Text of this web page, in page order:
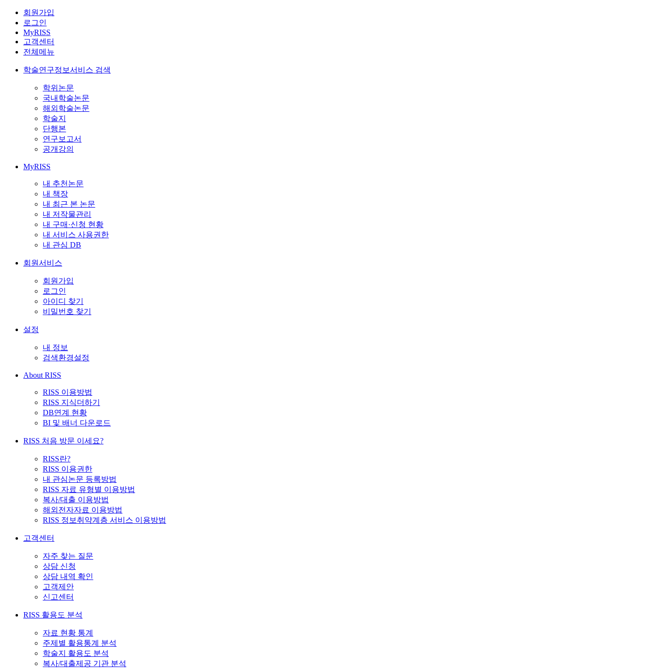
회원가입
로그인
MyRISS
고객센터
전체메뉴
학술연구정보서비스 검색
학위논문
국내학술논문
해외학술논문
학술지
단행본
연구보고서
공개강의
MyRISS
내 추천논문
내 책장
내 최근 본 논문
내 저작물관리
내 구매·신청 현황
내 서비스 사용권한
내 관심 DB
회원서비스
회원가입
로그인
아이디 찾기
비밀번호 찾기
설정
내 정보
검색환경설정
About RISS
RISS 이용방법
RISS 지식더하기
DB연계 현황
BI 및 배너 다운로드
RISS 처음 방문 이세요?
RISS란?
RISS 이용권한
내 관심논문 등록방법
RISS 자료 유형별 이용방법
복사/대출 이용방법
해외전자자료 이용방법
RISS 정보취약계층 서비스 이용방법
고객센터
자주 찾는 질문
상담 신청
상담 내역 확인
고객제안
신고센터
RISS 활용도 분석
자료 현황 통계
주제별 활용통계 분석
학술지 활용도 분석
복사/대출제공 기관 분석